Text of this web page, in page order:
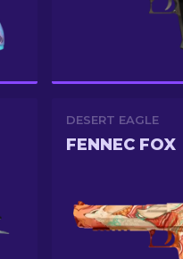
DESERT EAGLE
FENNEC FOX